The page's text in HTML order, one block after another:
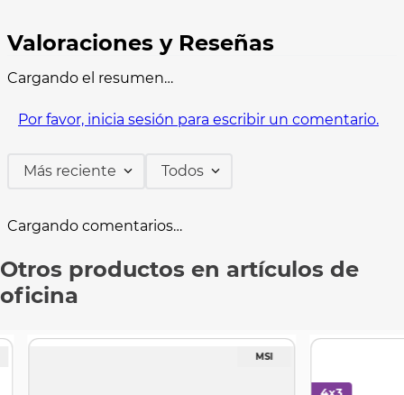
Cargando el resumen…
Por favor, inicia sesión para escribir un comentario.
Más reciente Todos
Cargando comentarios…
Otros productos en artículos de
oficina